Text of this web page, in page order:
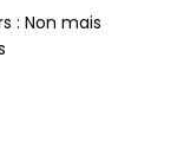
: Non mais